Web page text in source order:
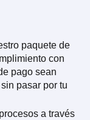
paquete de
con
pago sean
pasar por tu
a través